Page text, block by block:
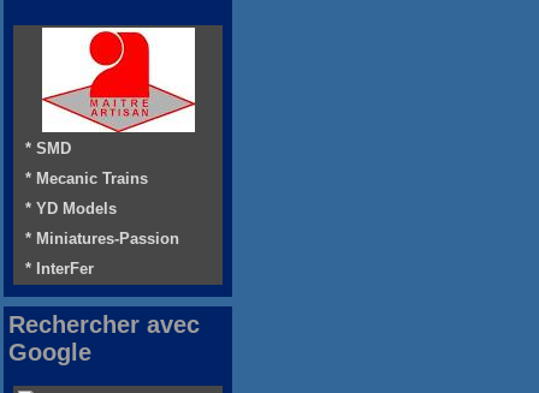
* SMD
* Mecanic Trains
* YD Models
* Miniatures-Passion
* InterFer
Rechercher avec
Google